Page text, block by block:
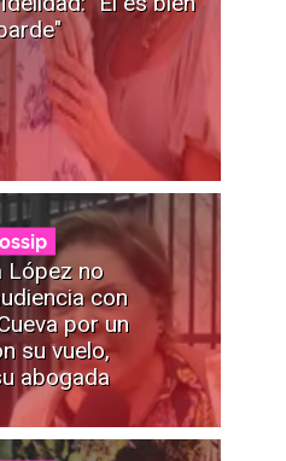
López no
con
por un
su vuelo,
abogada